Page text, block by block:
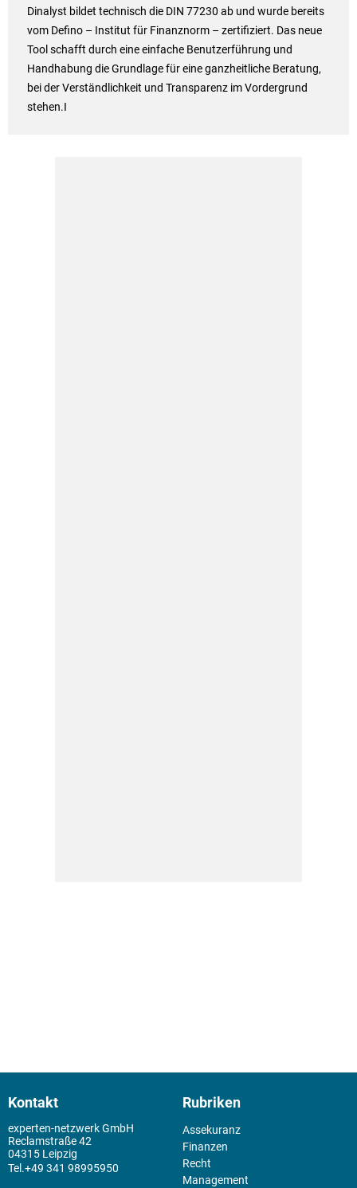
Dinalyst bildet technisch die DIN 77230 ab und wurde bereits
vom Defino – Institut für Finanznorm – zertifiziert. Das neue
Tool schafft durch eine einfache Benutzerführung und
Handhabung die Grundlage für eine ganzheitliche Beratung,
bei der Verständlichkeit und Transparenz im Vordergrund
stehen.I
Kontakt
experten-netzwerk GmbH
Reclamstraße 42
04315 Leipzig
+49 341 98995950
Rubriken
Assekuranz
Finanzen
Recht
Management